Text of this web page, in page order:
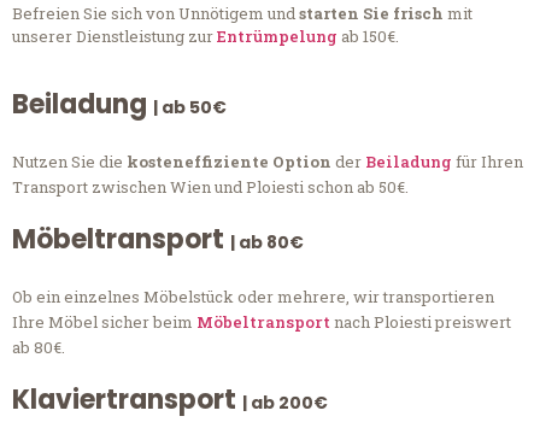
Befreien Sie sich von Unnötigem undstarten Sie frisch mit
unserer Dienstleistung zurEntrümpelung ab 150€.
Beiladung | ab 50€
Nutzen Sie die kosteneffiziente Option der Beiladung für Ihren
Transport zwischen Wien und Ploiesti schon ab 50€.
Möbeltransport | ab 80€
Ob ein einzelnes Möbelstück oder mehrere, wir transportieren
Ihre Möbel sicher beim Möbeltransportnach Ploiesti preiswert
ab 80€.
Klaviertransport | ab 200€